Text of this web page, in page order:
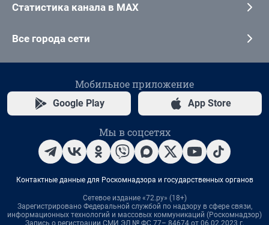
Статистика канала в MAX
Все города сети
Мобильное приложение
Google Play App Store
Мы в соцсетях
Контактные данные для Роскомнадзора и государственных органов
Сетевое издание «72.ру» (18+)
Зарегистрировано Федеральной службой по надзору в сфере связи,
информационных технологий и массовых коммуникаций (Роскомнадзор)
Запись о регистрации СМИ ЭЛ № ФС 77– 84674 от 06.02.2023 г.